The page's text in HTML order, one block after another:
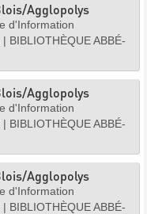
Agglopolys
d'Information
| BIBLIOTHÈQUE ABBÉ-
Agglopolys
d'Information
| BIBLIOTHÈQUE ABBÉ-
Agglopolys
d'Information
| BIBLIOTHÈQUE ABBÉ-